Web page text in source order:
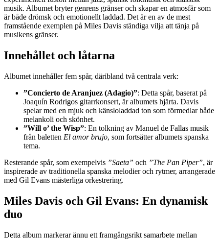
musik. Albumet bryter genrens gränser och skapar en atmosfär som
är både drömsk och emotionellt laddad. Det är en av de mest
framstående exemplen på Miles Davis ständiga vilja att tänja på
musikens gränser.
Innehållet och låtarna
Albumet innehåller fem spår, däribland två centrala verk:
”Concierto de Aranjuez (Adagio)”: Detta spår, baserat på
Joaquín Rodrigos gitarrkonsert, är albumets hjärta. Davis
spelar med en mjuk och känsloladdad ton som förmedlar både
melankoli och skönhet.
”Will o’ the Wisp”: En tolkning av Manuel de Fallas musik
från baletten El amor brujo, som fortsätter albumets spanska
tema.
Resterande spår, som exempelvis ”Saeta” och ”The Pan Piper”, är
inspirerade av traditionella spanska melodier och rytmer, arrangerade
med Gil Evans mästerliga orkestrering.
Miles Davis och Gil Evans: En dynamisk
duo
Detta album markerar ännu ett framgångsrikt samarbete mellan